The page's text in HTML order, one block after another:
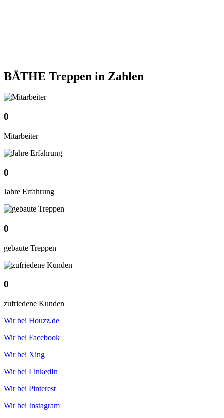
BÄTHE Treppen in Zahlen
0
Mitarbeiter
0
Jahre Erfahrung
0
gebaute Treppen
0
zufriedene Kunden
Wir bei Houzz.de
Wir bei Facebook
Wir bei Xing
Wir bei LinkedIn
Wir bei Pinterest
Wir bei Instagram